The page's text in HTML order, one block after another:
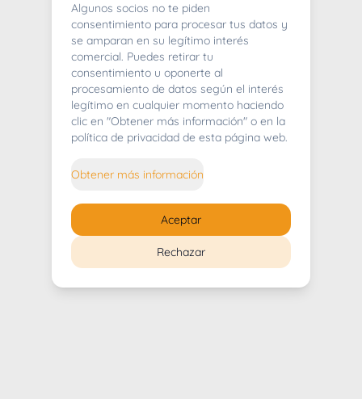
404
Whoops! Lo sentimos mucho.
Algunos socios no te piden
consentimiento para procesar tus datos y
se amparan en su legítimo interés
comercial. Puedes retirar tu
consentimiento u oponerte al
procesamiento de datos según el interés
legítimo en cualquier momento haciendo
clic en "Obtener más información" o en la
política de privacidad de esta página web.
Obtener más información
Rechazar
Aceptar